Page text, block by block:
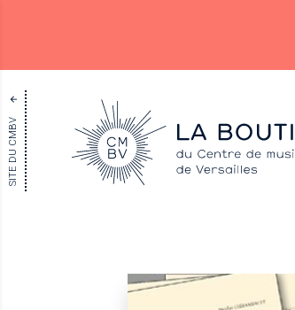
SITE DU CMBV